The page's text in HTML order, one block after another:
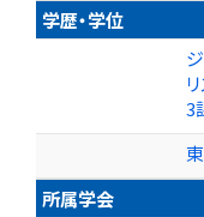
学歴・学位
3
所属学会